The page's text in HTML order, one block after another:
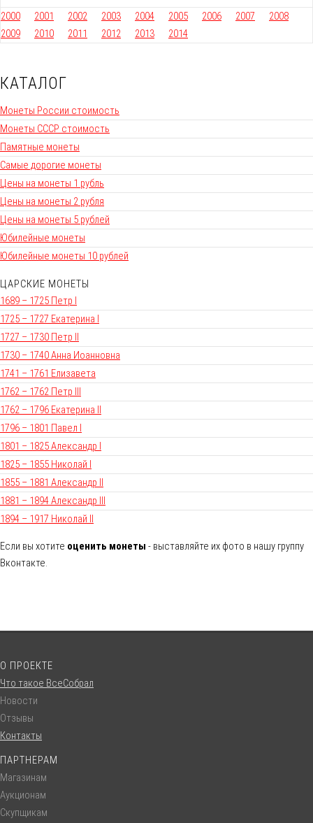
2000 2001 2002 2003 2004 2005 2006 2007
2008
2009
2010 2011 2012 2013 2014
КАТАЛОГ
Монеты России стоимость
Монеты СССР стоимость
Памятные монеты
Самые дорогие монеты
Цены на монеты 1 рубль
Цены на монеты 2 рубля
Цены на монеты 5 рублей
Юбилейные монеты
Юбилейные монеты 10 рублей
ЦАРСКИЕ МОНЕТЫ
1689 – 1725 Петр I
1725 – 1727 Екатерина I
1727 – 1730 Петр II
1730 – 1740 Анна Иоанновна
1741 – 1761 Елизавета
1762 – 1762 Петр III
1762 – 1796 Екатерина II
1796 – 1801 Павел I
1801 – 1825 Александр I
1825 – 1855 Николай I
1855 – 1881 Александр II
1881 – 1894 Александр III
1894 – 1917 Николай II
Если вы хотите оценить монеты - выставляйте их фото в нашу группу
Вконтакте.
О ПРОЕКТЕ
Что такое ВсеСобрал
Новости
Отзывы
Контакты
ПАРТНЕРАМ
Магазинам
Аукционам
Скупщикам